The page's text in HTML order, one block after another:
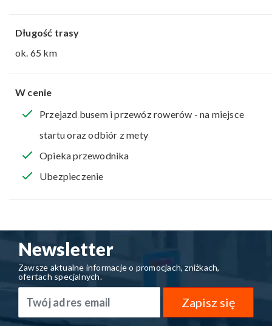
Długość trasy
ok. 65 km
W cenie
Przejazd busem i przewóz rowerów - na miejsce
startu oraz odbiór z mety
Opieka przewodnika
Ubezpieczenie
Newsletter
Zawsze aktualne informacje o promocjach, zniżkach,
ofertach specjalnych.
Zapisz się